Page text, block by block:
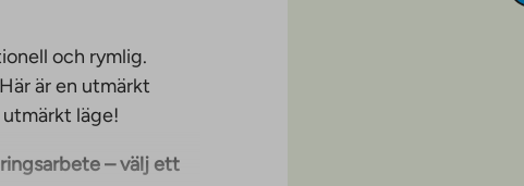
och rymlig.
är en utmärkt
läge!
– välj ett